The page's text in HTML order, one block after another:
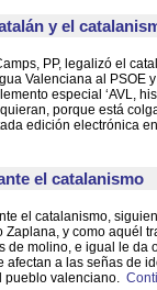
y el
PP, legalizó el
Valenciana al PSOE
especial ‘AVL,
porque está
edición electrónica
el catalanismo
el catalanismo,
y como aquél
de molino, e igual le da
afectan a las señas de
pueblo valenciano.